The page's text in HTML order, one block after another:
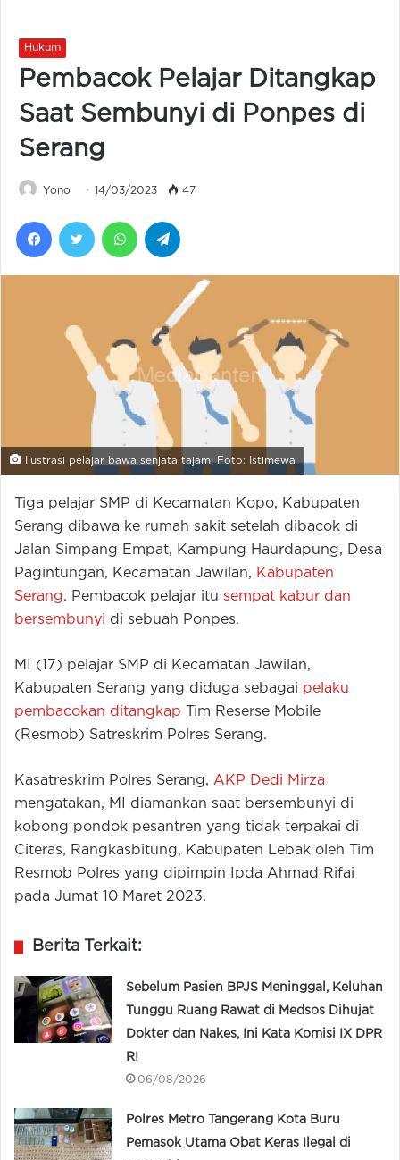
Hukum
Pembacok Pelajar Ditangkap
Saat Sembunyi di Ponpes di
Serang
Yono 14/03/2023 47
FacebookTwitter WhatsApp
Ilustrasi pelajar bawa senjata tajam. Foto: Istimewa
Tiga pelajar SMP di Kecamatan Kopo, Kabupaten
Serang dibawa ke rumah sakit setelah dibacok di
Jalan Simpang Empat, Kampung Haurdapung, Desa
Pagintungan, Kecamatan Jawilan, Kabupaten
Serang. Pembacok pelajar itu sempat kabur dan
bersembunyi di sebuah Ponpes.
MI (17) pelajar SMP di Kecamatan Jawilan,
Kabupaten Serang yang diduga sebagai pelaku
pembacokan ditangkap Tim Reserse Mobile
(Resmob) Satreskrim Polres Serang.
Kasatreskrim Polres Serang, AKP Dedi Mirza
mengatakan, MI diamankan saat bersembunyi di
kobong pondok pesantren yang tidak terpakai di
Citeras, Rangkasbitung, Kabupaten Lebak oleh Tim
Resmob Polres yang dipimpin Ipda Ahmad Rifai
pada Jumat 10 Maret 2023.
Berita Terkait:
Sebelum Pasien BPJS Meninggal, Keluhan
Tunggu Ruang Rawat di Medsos Dihujat
Dokter dan Nakes, Ini Kata Komisi IX DPR
RI
06/08/2026
Polres Metro Tangerang Kota Buru
Pemasok Utama Obat Keras Ilegal di